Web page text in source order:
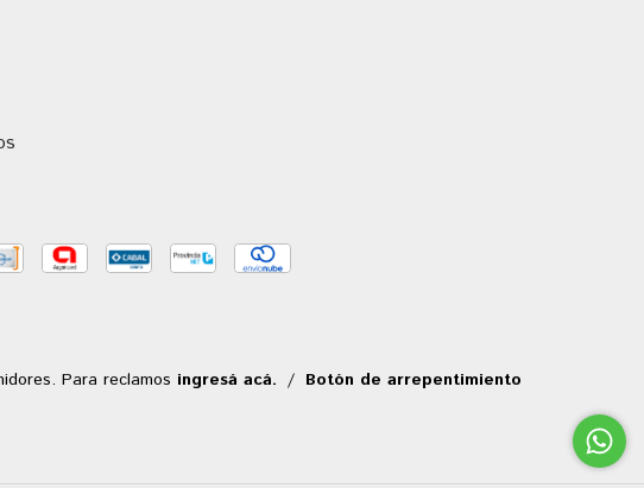
Para reclamos ingresá acá. / Botón de arrepentimiento